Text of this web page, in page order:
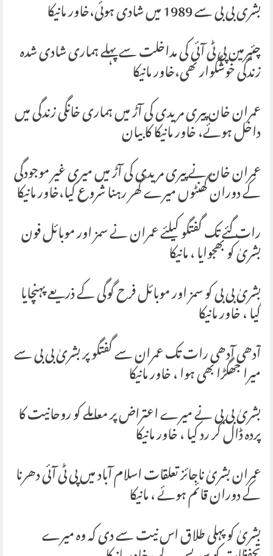
بشری بی بی سے 1989 میں شادی ہوئی،خاور مانیکا
چئیرمین پی ٹی آئی کی مداخلت سے پہلے ہماری شادی شدہ
زندگی خوشگوار تھی،خاور مانیکا
عمران خان پیری مریدی کی آڑ میں ہماری خانگی زندگی میں
داخل ہوئے، خاور مانیکا کا بیان
عمران خان نے پیری مریدی کی آڑ میں میری غیر موجودگی
کے دوران گھنٹوں میرے گھر رہنا شروع کیا،خاور مانیکا
رات گئے تک گفتگو کیلئے عمران نے سمز اور موبائل فون
بشریٰ کو بھجوایا ، مانیکا
بشریٰ بی بی کو سمز اور موبائل فرح گوگی کے ذریعے پہنچایا
گیا ، خاور مانیکا
آدھی آدھی رات تک عمران سے گفتگو پر بشریٰ بی بی سے
میرا جھگڑا بھی ہوا ، خاور مانیکا
بشریٰ بی بی نے میرے اعتراض پر معاملے کو روحانیت کا
پردہ ڈال کر رد کیا ، خاور مانیکا
عمران بشریٰ ناجائز تعلقات اسلام آباد میں پی ٹی آئی دھرنا
کے دوران قائم ہوئے ، مانیکا
بشریٰ کو پہلی طلاق اس نیت سے دی کہ وہ میرے